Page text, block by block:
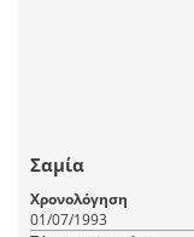
Σαμία
Χρονολόγηση
01/07/1993